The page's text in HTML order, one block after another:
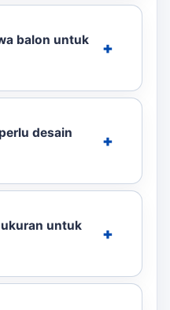
balon untuk
desain
untuk